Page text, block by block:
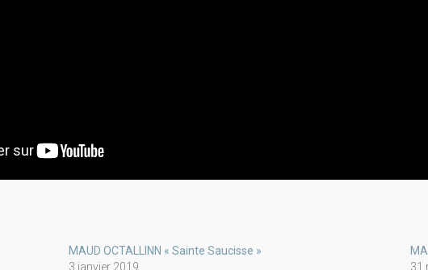
MAUD OCTALLINN « Sainte Saucisse »
3 janvier 2019
31